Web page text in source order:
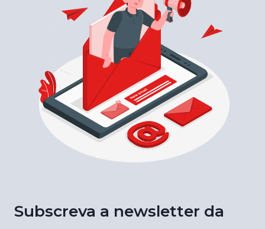
Subscreva a newsletter da